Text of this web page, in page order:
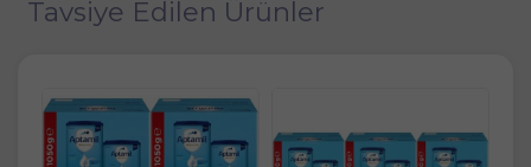
Tavsiye Edilen Ürünler